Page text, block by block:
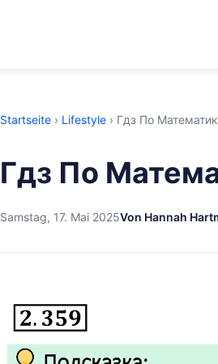
Startseite › Lifestyle › Гдз По
Гдз По
Samstag, 17. Mai 2025Von Hannah